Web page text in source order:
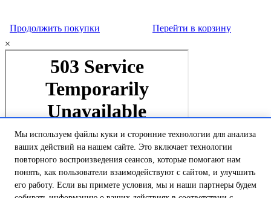
Продолжить покупки
Перейти в корзину
×
Мы используем файлы куки и сторонние технологии для анализа
ваших действий на нашем сайте. Это включает технологии
повторного воспроизведения сеансов, которые помогают нам
понять, как пользователи взаимодействуют с сайтом, и улучшить
его работу. Если вы примете условия, мы и наши партнеры будем